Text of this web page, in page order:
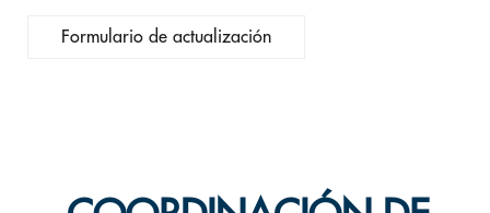
Formulario de actualización